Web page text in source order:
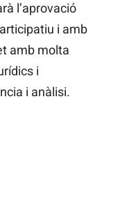
l’aprovació
i amb
amb molta
i
i anàlisi.